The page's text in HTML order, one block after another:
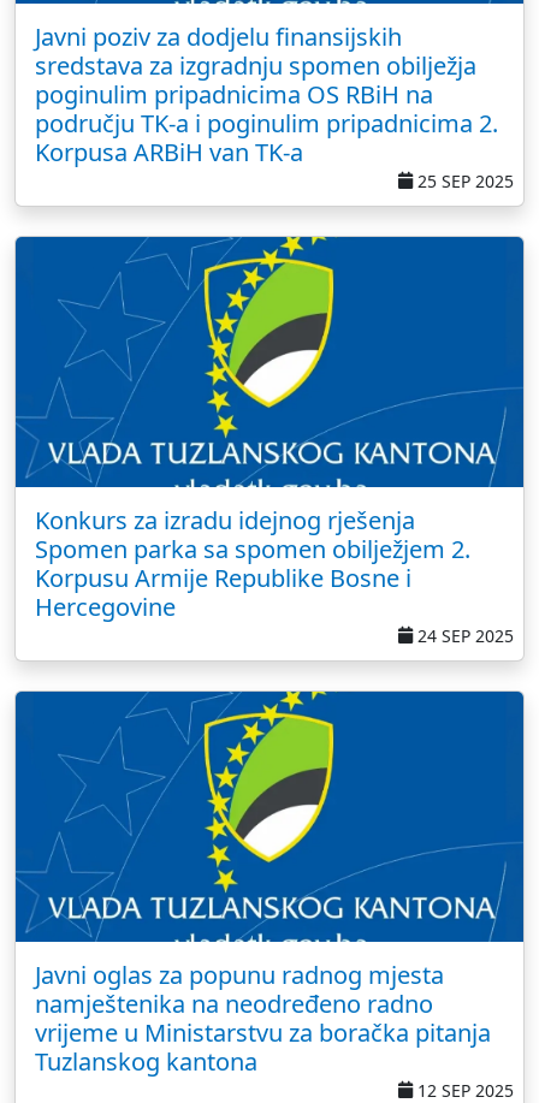
Javni poziv za dodjelu finansijskih
sredstava za izgradnju spomen obilježja
poginulim pripadnicima OS RBiH na
području TK-a i poginulim pripadnicima 2.
Korpusa ARBiH van TK-a
25 SEP 2025
Konkurs za izradu idejnog rješenja
Spomen parka sa spomen obilježjem 2.
Korpusu Armije Republike Bosne i
Hercegovine
24 SEP 2025
Javni oglas za popunu radnog mjesta
namještenika na neodređeno radno
vrijeme u Ministarstvu za boračka pitanja
Tuzlanskog kantona
12 SEP 2025